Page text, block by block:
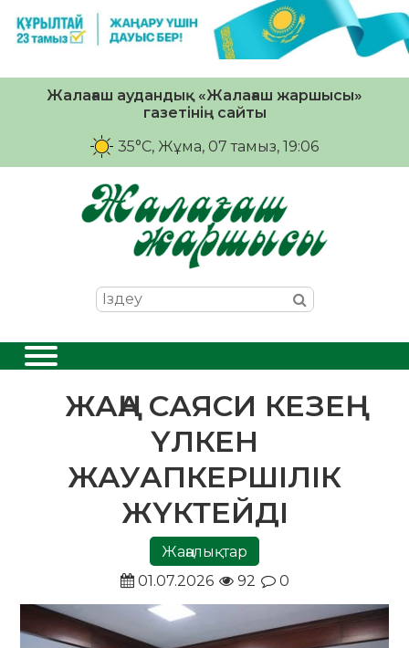
Жалағаш аудандық «Жалағаш жаршысы»
газетінің сайты
35°C, Жұма, 07 тамыз, 19:06
ЖАҢА САЯСИ КЕЗЕҢ
ҮЛКЕН
ЖАУАПКЕРШІЛІК
ЖҮКТЕЙДІ
Жаңалықтар
01.07.2026
92 0